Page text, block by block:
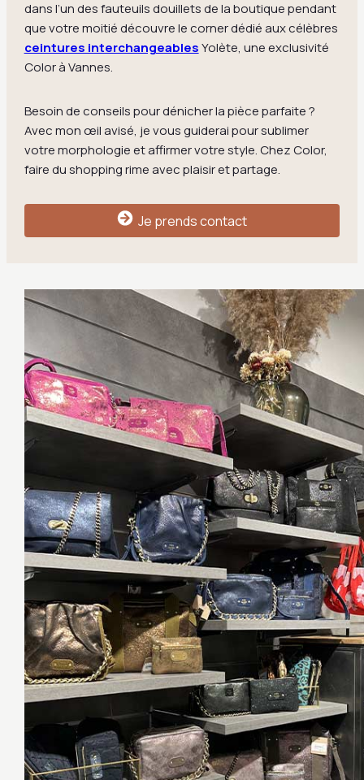
dans l’un des fauteuils douillets de la boutique pendant
que votre moitié découvre le corner dédié aux célèbres
ceintures interchangeablesYolète, une exclusivité
Color à Vannes.
Besoin de conseils pour dénicher la pièce parfaite ?
Avec mon œil avisé, je vous guiderai pour sublimer
votre morphologie et affirmer votre style. Chez Color,
faire du shopping rime avec plaisir et partage.
Je prends contact